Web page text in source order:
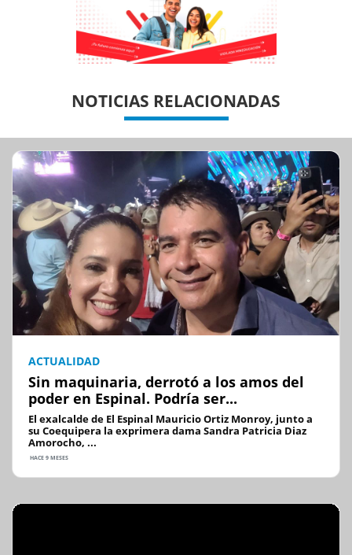
NOTICIAS RELACIONADAS
ACTUALIDAD
Sin maquinaria, derrotó a los amos del
poder en Espinal. Podría ser...
El exalcalde de El Espinal Mauricio Ortiz Monroy, junto a
su Coequipera la exprimera dama Sandra Patricia Diaz
Amorocho, ...
HACE 9 MESES